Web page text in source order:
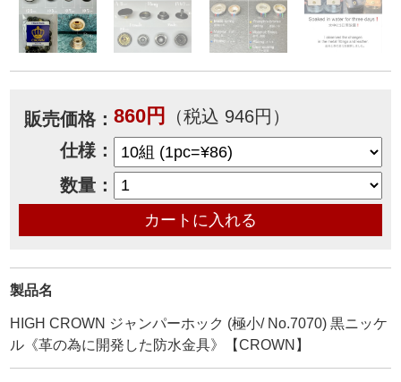
販売価格： 860円
（税込 946円）
仕様：
数量：
製品名
HIGH CROWN ジャンパーホック (極小/ No.7070) 黒ニッケ
ル《革の為に開発した防水金具》【CROWN】